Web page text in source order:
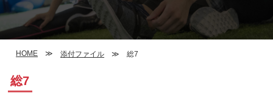
HOME 添付ファイル 総7
総7